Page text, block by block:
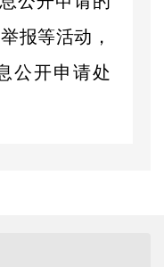
报等活动，
公开申请处